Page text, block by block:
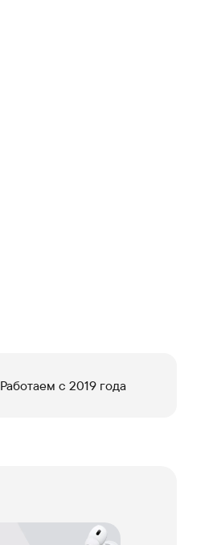
Работаем с 2019 года